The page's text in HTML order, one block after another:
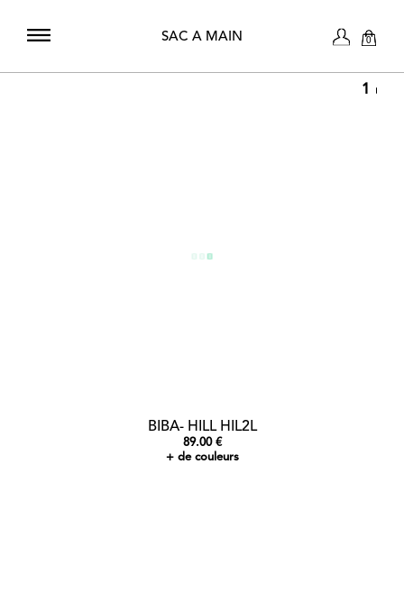
SAC A MAIN 0
1
BIBA- HILL HIL2L
89.00 €
+ de couleurs